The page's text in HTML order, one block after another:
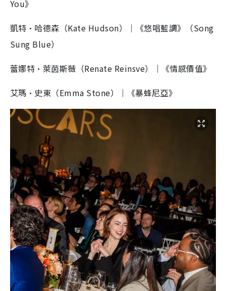
You》
凱特·哈德森（Kate Hudson）｜《悠唱藍調》（Song
Sung Blue）
蕾娜特·萊茵斯薇（Renate Reinsve）｜《情感價值》
艾瑪·史東（Emma Stone）｜《暴蜂尼亞》